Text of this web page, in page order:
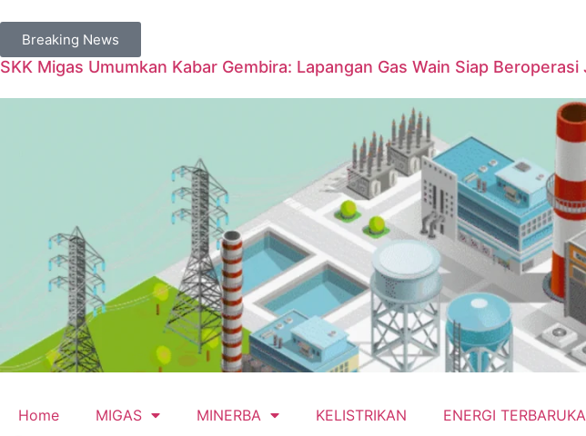
Breaking News
SKK Migas Umumkan Kabar Gembira: Lapangan Gas Wain Siap
Home MIGAS MINERBA KELISTRIKAN ENERGI